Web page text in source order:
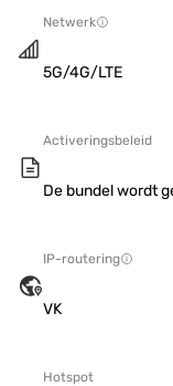
Netwerk
5G/4G/LTE
Activeringsbeleid
De bundel wordt
IP-routering
VK
Hotspot